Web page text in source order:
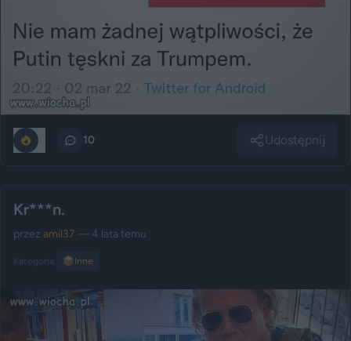
10 Udostępnij
Kr***n.
przez amil37 — 4 lata temu
Kategoria: 📦 Inne